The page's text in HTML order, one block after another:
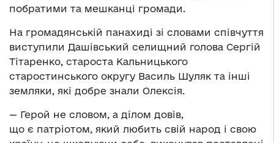
побратими та мешканці громади.
На громадянській панахиді зі словами співчуття
виступили Дашівський селищний голова Сергій
Тітаренко, староста Кальницького
старостинського округу Василь Шуляк та інші
земляки, які добре знали Олексія.
— Герой не словом, а ділом довів,
що є патріотом, який любить свій народ і свою